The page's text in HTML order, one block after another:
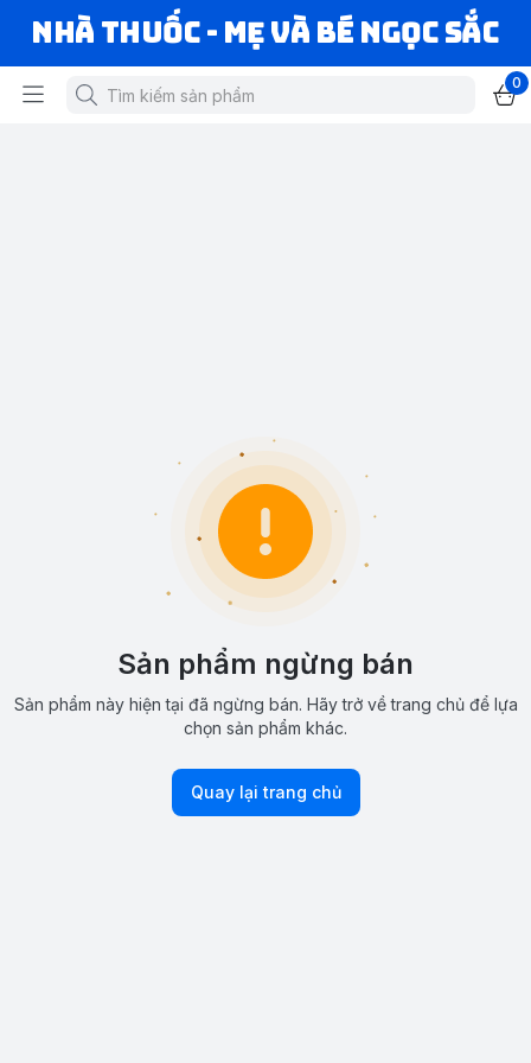
Nhà Thuốc - Mẹ và Bé Ngọc Sắc
0
Sản phẩm ngừng bán
Sản phẩm này hiện tại đã ngừng bán. Hãy trở về trang chủ để lựa
chọn sản phẩm khác.
Quay lại trang chủ